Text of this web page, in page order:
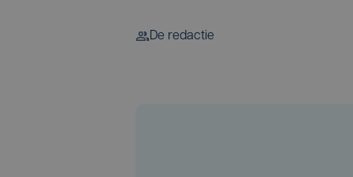
De redactie